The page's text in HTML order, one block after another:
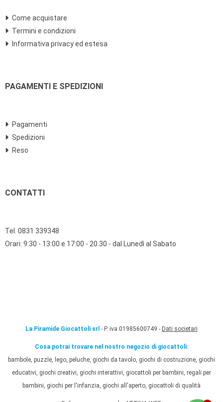
Come acquistare
Termini e condizioni
Informativa privacy ed estesa
PAGAMENTI E SPEDIZIONI
Pagamenti
Spedizioni
Reso
CONTATTI
Tel. 0831 339348
Orari: 9:30 - 13:00 e 17:00 - 20.30 - dal Lunedì al Sabato
La Piramide Giocattoli srl - P. iva 01985600749 - Dati societari
Cosa potrai trovare nel nostro negozio di giocattoli:
bambole, puzzle, lego, peluche, giochi da tavolo, giochi di costruzione, giochi
educativi, giochi creativi, giochi interattivi, giocattoli per bambini, regali per
bambini, giochi per l'infanzia, giochi all'aperto, giocattoli di qualità